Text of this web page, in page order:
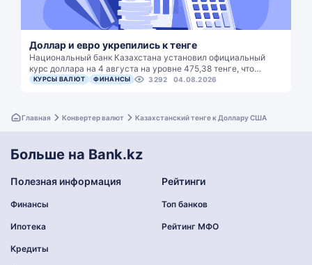
Доллар и евро укрепились к тенге
Национальный банк Казахстана установил официальный
курс доллара на 4 августа на уровне 475,38 тенге, что…
КУРСЫ ВАЛЮТ ФИНАНСЫ 3292 04.08.2026
Главная Конвертер валют Казахстанский тенге к Доллару США
Больше на Bank.kz
Полезная информация
Финансы
Ипотека
Кредиты
Рейтинги
Топ банков
Рейтинг МФО